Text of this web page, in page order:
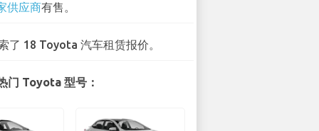
供应商有售。
了 18 Toyota 汽车租赁报价。
门 Toyota 型号：